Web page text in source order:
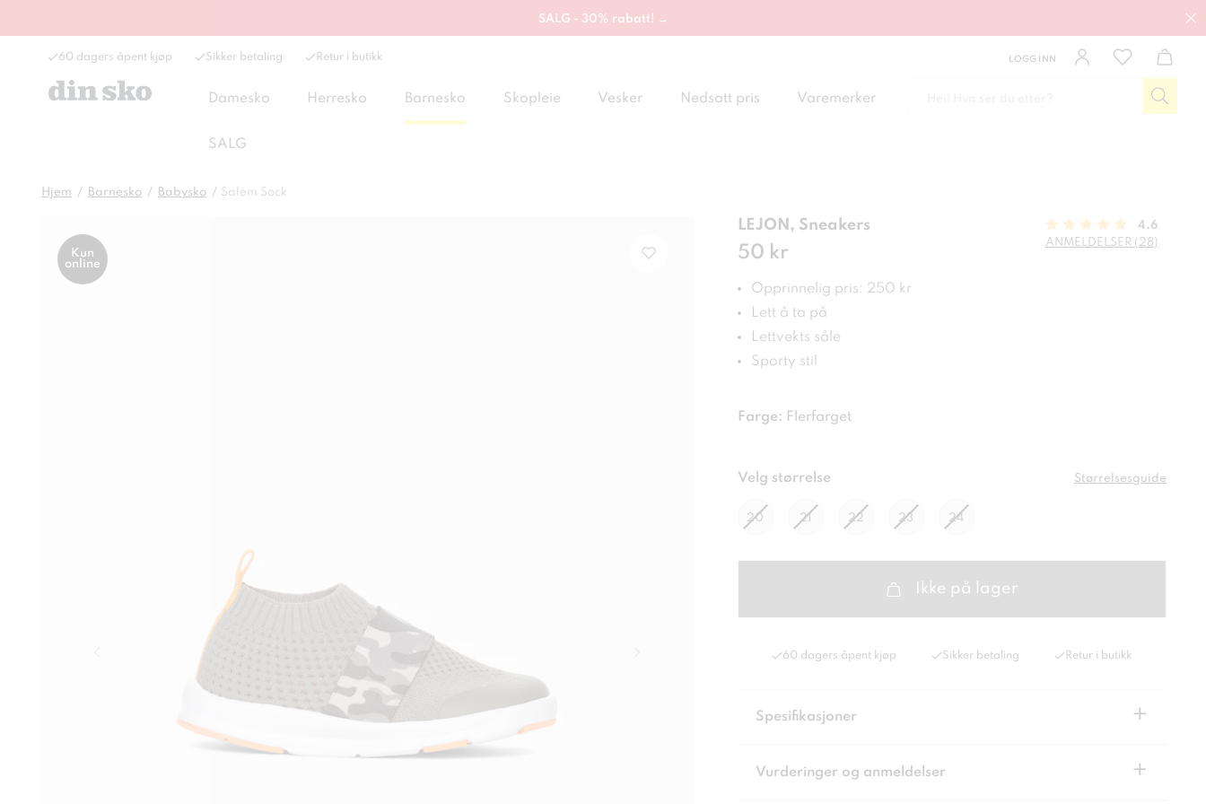
SALG - 30% rabatt! →
60 dagers åpent kjøp Sikker betaling Retur i butikk LOGG INN
Damesko Herresko Barnesko Skopleie Vesker Nedsatt pris Varemerker
SALG
Hjem Barnesko Babysko Salem Sock
Kun
online
LEJON, Sneakers
Pris :50 kr
50 kr
4.6
ANMELDELSER (28)
Opprinnelig pris: 250 kr
Lett å ta på
Lettvekts såle
Sporty stil
Farge: Flerfarget
Velg størrelse Størrelsesguide
20 21 22 23 24
Ikke på lager
60 dagers åpent kjøp Sikker betaling Retur i butikk
Spesifikasjoner +
Vurderinger og anmeldelser +